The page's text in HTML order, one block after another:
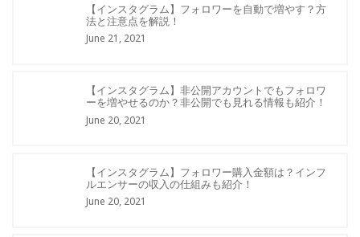
【インスタグラム】フォロワーを自動で増やす？方
法と注意点を解説！
June 21, 2021
【インスタグラム】非公開アカウントでもフォロワ
ーを増やせるのか？非公開でも見れる情報も紹介！
June 20, 2021
【インスタグラム】フォロワー購入金額は？インフ
ルエンサーの収入の仕組みも紹介！
June 20, 2021